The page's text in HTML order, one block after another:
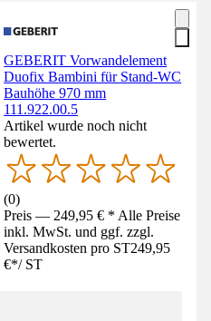
GEBERIT Vorwandelement
Duofix Bambini für Stand-WC
Bauhöhe 970 mm
111.922.00.5
Artikel wurde noch nicht
bewertet.
(0)
Preis — 249,95 € * Alle Preise
inkl. MwSt. und ggf. zzgl.
Versandkosten pro ST249,95
€*/ ST